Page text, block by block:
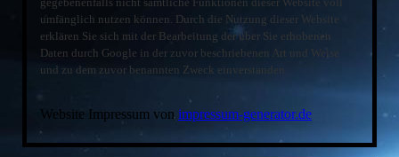
umfänglich nutzen können. Durch die Nutzung dieser Website
erklären Sie sich mit der Bearbeitung der über Sie erhobenen
Daten durch Google in der zuvor beschriebenen Art und Weise
und zu dem zuvor benannten Zweck einverstanden.
Website Impressum von impressum-generator.de